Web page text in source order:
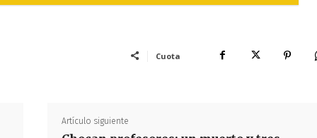
Cuota
Artículo siguiente